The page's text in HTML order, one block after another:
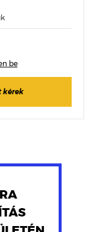
be
kérek